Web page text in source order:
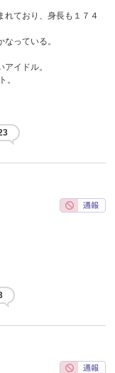
れており、身長も１７４
っている。
イドル。
。